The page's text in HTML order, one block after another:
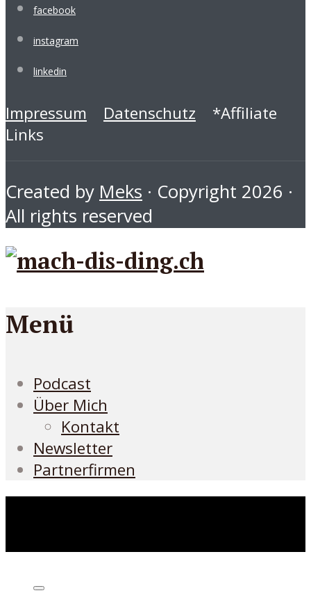
facebook
instagram
linkedin
Impressum Datenschutz *Affiliate
Links
Created by Meks · Copyright 2026 ·
All rights reserved
Menü
Podcast
Über Mich
Kontakt
Newsletter
Partnerfirmen